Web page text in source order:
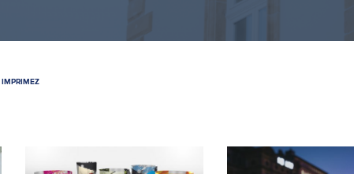
IMPRIMEZ